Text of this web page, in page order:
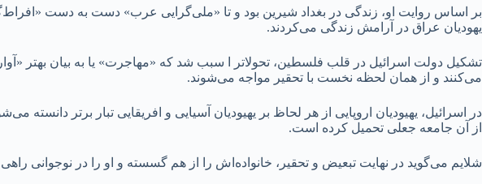
بر اساس روایت او، زندگی در بغداد شیرین بود و تا «ملی‌گرایی عرب» دست به دست
یهودیان عراق در آرامش زندگی می‌کردند.
تشکیل دولت اسرائیل در قلب فلسطین، تحولاتر ا سبب شد که «مهاجرت» یا به بیان بهتر
می‌کنند و از همان لحظه نخست با تحقیر مواجه می‌شوند.
در اسرائیل، یهیودیان اروپایی از هر لحاظ بر یهیودیان آسیایی و افریقایی ‌تبار برتر
از آن جامعه جعلی تحمیل کرده است.
شلایم می‌گوید در نهایت تبعیض و تحقیر، خانواده‌اش را از هم گسسته و او را در نوجوانی